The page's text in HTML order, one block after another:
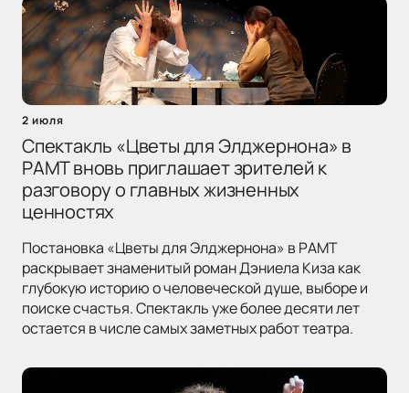
2 июля
Спектакль «Цветы для Элджернона» в
РАМТ вновь приглашает зрителей к
разговору о главных жизненных
ценностях
Постановка «Цветы для Элджернона» в РАМТ
раскрывает знаменитый роман Дэниела Киза как
глубокую историю о человеческой душе, выборе и
поиске счастья. Спектакль уже более десяти лет
остается в числе самых заметных работ театра.